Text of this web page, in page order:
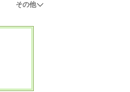
その他